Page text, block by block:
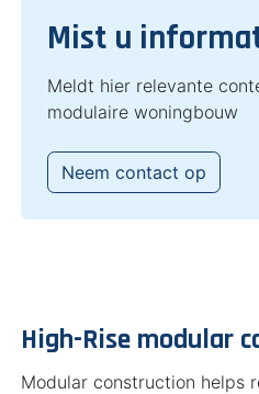
Mist u
Meldt hier relevante
modulaire woningbouw
Neem contact op
High-Rise modular
Modular construction helps